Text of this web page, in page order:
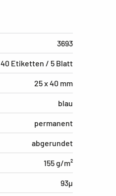
3693
40 Etiketten / 5 Blatt
25 x 40 mm
blau
permanent
abgerundet
155 g/m²
93µ